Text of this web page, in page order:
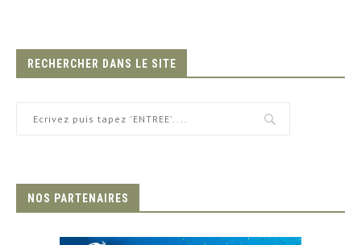
RECHERCHER DANS LE SITE
NOS PARTENAIRES